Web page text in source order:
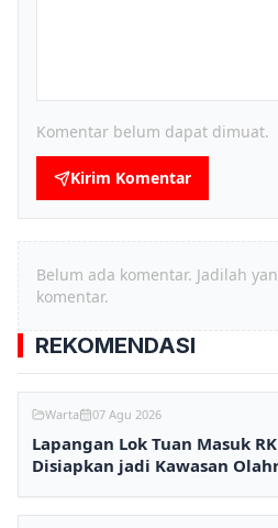
Komentar belum dapat dimuat.
Kirim Komentar
Belum ada komentar. Jadilah
komentar.
REKOMENDASI
Warta 07 Agu 2026
Lapangan Lok Tuan Masuk
Disiapkan jadi Kawasan